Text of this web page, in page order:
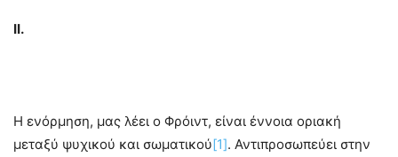
ΙΙ.
Η ενόρμηση, μας λέει ο Φρόιντ, είναι έννοια οριακή
μεταξύ ψυχικού και σωματικού[1]. Αντιπροσωπεύει στην